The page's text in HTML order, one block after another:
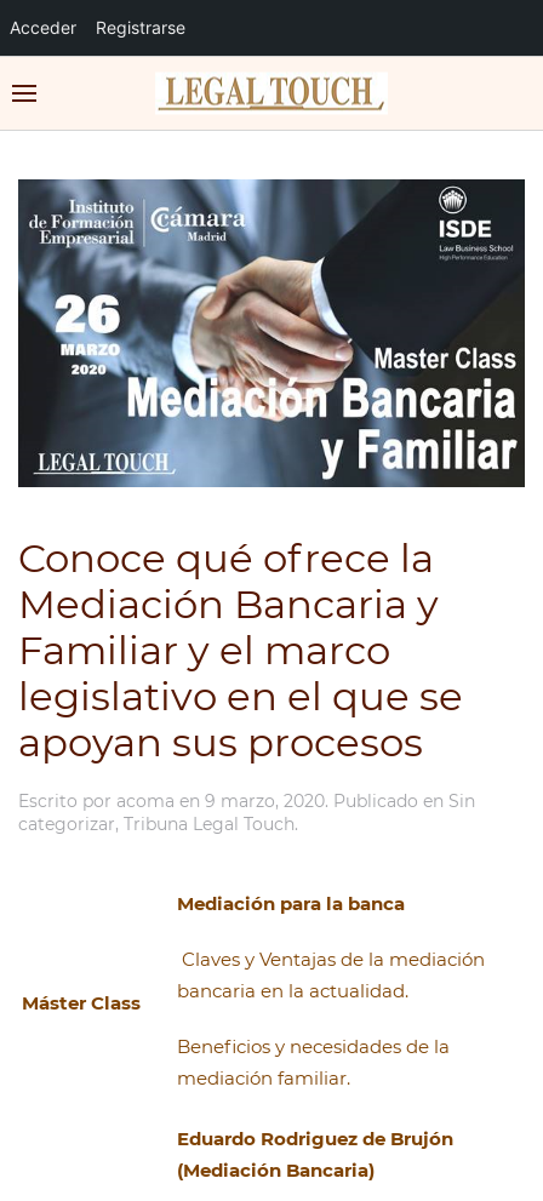
Acceder Registrarse
Conoce qué ofrece la
Mediación Bancaria y
Familiar y el marco
legislativo en el que se
apoyan sus procesos
Escrito por acoma en 9 marzo, 2020. Publicado en Sin
categorizar, Tribuna Legal Touch.
Máster Class
Mediación para la banca
Claves y Ventajas de la mediación
bancaria en la actualidad.
Beneficios y necesidades de la
mediación familiar.
Eduardo Rodriguez de Brujón
(Mediación Bancaria)